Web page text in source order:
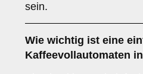
sein.
Wie wichtig ist eine
Kaffeevollautomaten